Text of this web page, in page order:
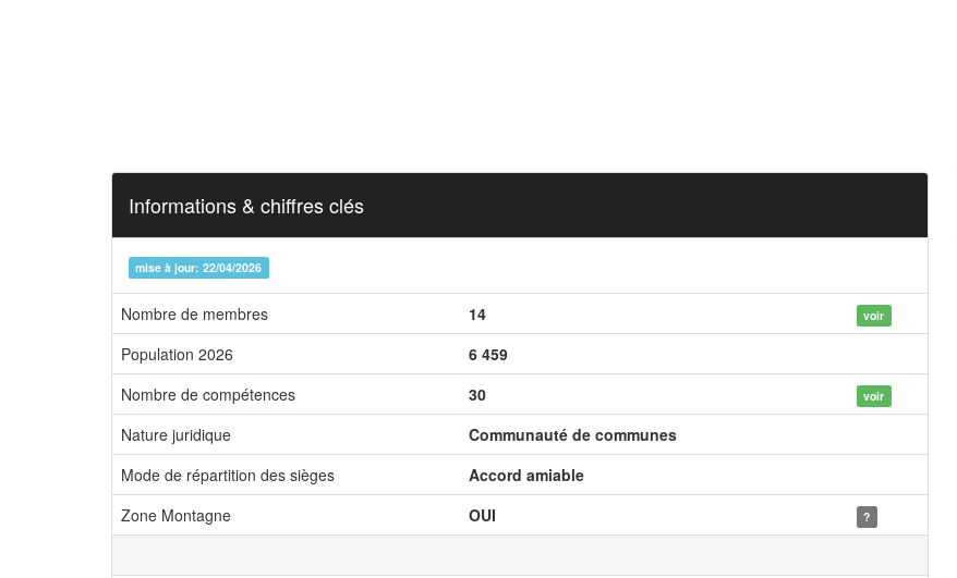
Informations & chiffres clés
mise à jour: 22/04/2026
Nombre de membres 14 voir
Population 2026
6 459
Nombre de compétences
30 voir
Nature juridique
Communauté de communes
Mode de répartition des sièges
Accord amiable
Zone Montagne
OUI ?